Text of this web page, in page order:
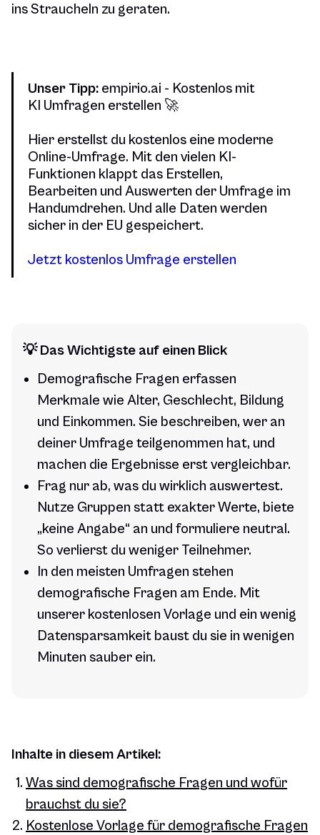
ins Straucheln zu geraten.
Unser Tipp: empirio.ai - Kostenlos mit
KI Umfragen erstellen 🚀
Hier erstellst du kostenlos eine moderne
Online-Umfrage. Mit den vielen KI-
Funktionen klappt das Erstellen,
Bearbeiten und Auswerten der Umfrage im
Handumdrehen. Und alle Daten werden
sicher in der EU gespeichert.
Jetzt kostenlos Umfrage erstellen
💡 Das Wichtigste auf einen Blick
Demografische Fragen erfassen
Merkmale wie Alter, Geschlecht, Bildung
und Einkommen. Sie beschreiben, wer an
deiner Umfrage teilgenommen hat, und
machen die Ergebnisse erst vergleichbar.
Frag nur ab, was du wirklich auswertest.
Nutze Gruppen statt exakter Werte, biete
„keine Angabe“ an und formuliere neutral.
So verlierst du weniger Teilnehmer.
In den meisten Umfragen stehen
demografische Fragen am Ende. Mit
unserer kostenlosen Vorlage und ein wenig
Datensparsamkeit baust du sie in wenigen
Minuten sauber ein.
Inhalte in diesem Artikel:
Was sind demografische Fragen und wofür
brauchst du sie?
Kostenlose Vorlage für demografische Fragen